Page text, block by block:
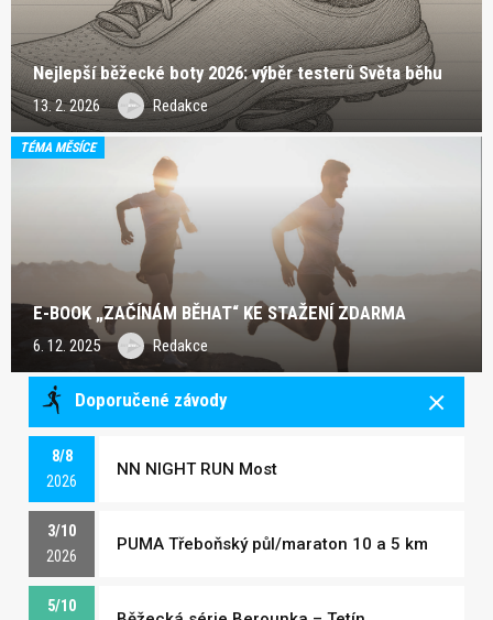
Nejlepší běžecké boty 2026: výběr testerů Světa běhu
13. 2. 2026 Redakce
TÉMA MĚSÍCE
E-BOOK „ZAČÍNÁM BĚHAT“ KE STAŽENÍ ZDARMA
6. 12. 2025 Redakce
Doporučené závody
8/8
2026
NN NIGHT RUN Most
3/10
2026
PUMA Třeboňský půl/maraton 10 a 5 km
5/10